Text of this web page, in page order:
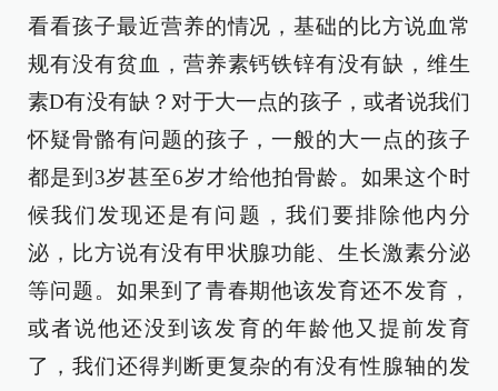
看看孩子最近营养的情况，基础的比方说血常
规有没有贫血，营养素钙铁锌有没有缺，维生
素D有没有缺？对于大一点的孩子，或者说我们
怀疑骨骼有问题的孩子，一般的大一点的孩子
都是到3岁甚至6岁才给他拍骨龄。如果这个时
候我们发现还是有问题，我们要排除他内分
泌，比方说有没有甲状腺功能、生长激素分泌
等问题。如果到了青春期他该发育还不发育，
或者说他还没到该发育的年龄他又提前发育
了，我们还得判断更复杂的有没有性腺轴的发